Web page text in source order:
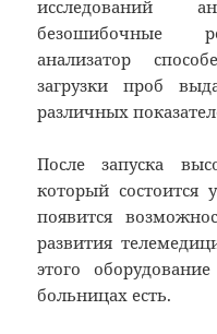
исследований
безошибочные
анализатор
загрузки проб
различных
После запуска
который
появится
развития
этого
больницах есть.